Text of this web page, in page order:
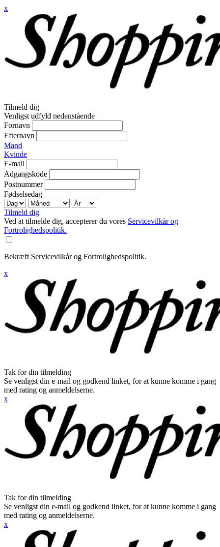
x
Tilmeld dig
Venligst udfyld nedenstående
Fornavn
Efternavn
Mand
Kvinde
E-mail
Adgangskode
Postnummer
Fødselsedag
Tilmeld dig
Ved at tilmelde dig, accepterer du vores Servicevilkår og
Fortrolighedspolitik.
Bekræft Servicevilkår og Fortrolighedspolitik.
x
Tak for din tilmelding
Se venligst din e-mail og godkend linket, for at kunne komme i gang
med rating og anmeldelserne.
x
Tak for din tilmelding
Se venligst din e-mail og godkend linket, for at kunne komme i gang
med rating og anmeldelserne.
x